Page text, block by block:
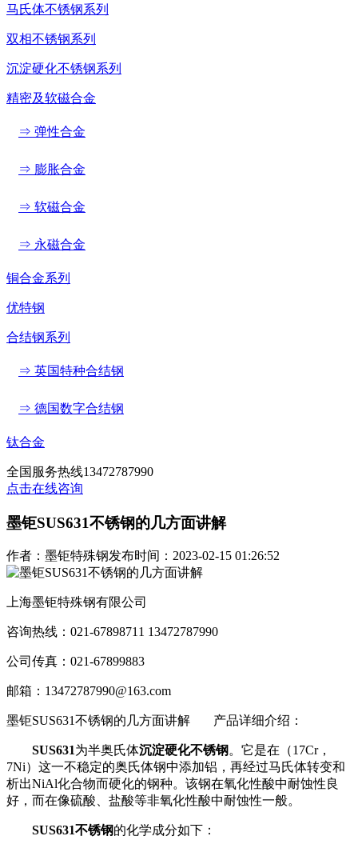
马氏体不锈钢系列
双相不锈钢系列
沉淀硬化不锈钢系列
精密及软磁合金
⇒ 弹性合金
⇒ 膨胀合金
⇒ 软磁合金
⇒ 永磁合金
铜合金系列
优特钢
合结钢系列
⇒ 英国特种合结钢
⇒ 德国数字合结钢
钛合金
全国服务热线13472787990
点击在线咨询
墨钜SUS631不锈钢的几方面讲解
作者：墨钜特殊钢发布时间：2023-02-15 01:26:52
上海墨钜特殊钢有限公司
咨询热线：021-67898711 13472787990
公司传真：021-67899883
邮箱：13472787990@163.com
墨钜SUS631不锈钢的几方面讲解 产品详细介绍：
SUS631为半奥氏体沉淀硬化不锈钢 。它是在（17Cr，
7Ni）这一不稳定的奥氏体钢中添加铝，再经过马氏体转变和
析出NiAl化合物而硬化的钢种。该钢在氧化性酸中耐蚀性良
好，而在像硫酸、盐酸等非氧化性酸中耐蚀性一般。
SUS631不锈钢的化学成分如下：